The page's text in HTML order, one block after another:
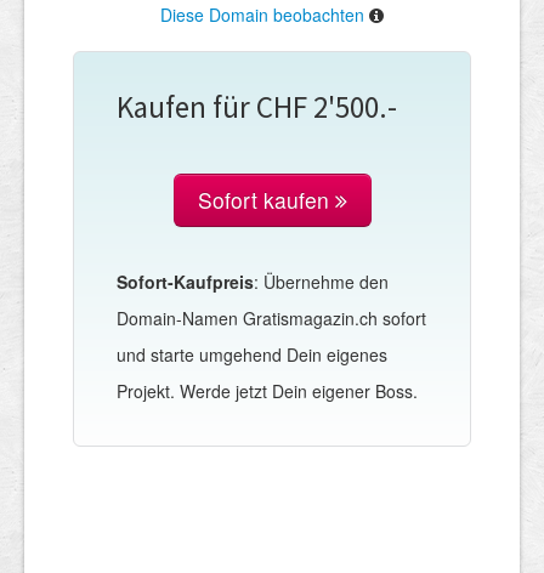
Diese Domain beobachten
Kaufen für CHF 2'500.-
Sofort kaufen
Sofort-Kaufpreis: Übernehme den
Domain-Namen Gratismagazin.ch sofort
und starte umgehend Dein eigenes
Projekt. Werde jetzt Dein eigener Boss.